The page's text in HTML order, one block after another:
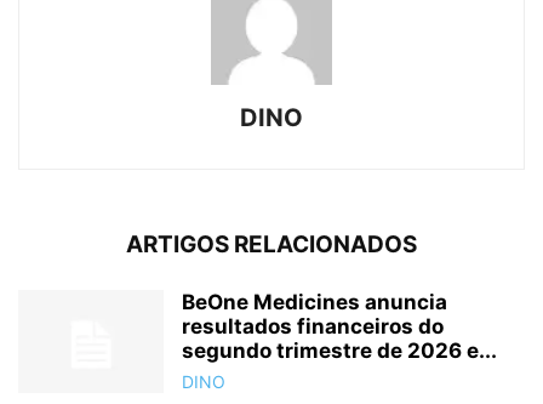
DINO
ARTIGOS RELACIONADOS
BeOne Medicines anuncia
resultados financeiros do
segundo trimestre de 2026 e...
DINO